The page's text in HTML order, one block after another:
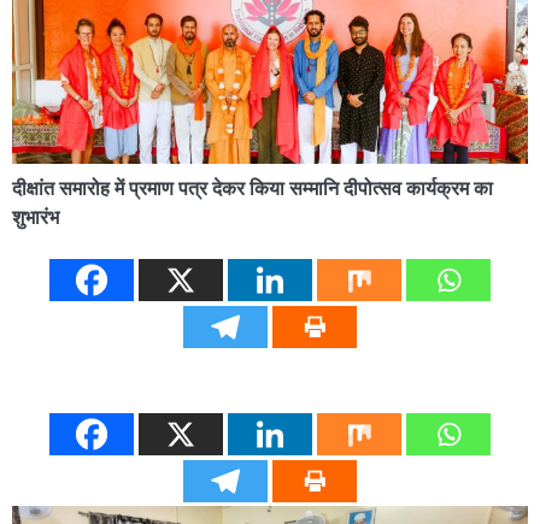
दीक्षांत समारोह में प्रमाण पत्र देकर किया सम्मानि दीपोत्सव कार्यक्रम का
शुभारंभ